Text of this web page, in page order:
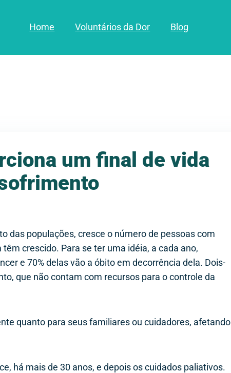
Home Voluntários da Dor Blog
um final de vida
das populações, cresce o número de pessoas com
crescido. Para se ter uma idéia, a cada ano,
e 70% delas vão a óbito em decorrência dela. Dois-
que não contam com recursos para o controle da
quanto para seus familiares ou cuidadores, afetando
há mais de 30 anos, e depois os cuidados paliativos.